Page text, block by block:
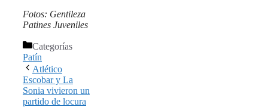
Fotos: Gentileza
Patines Juveniles
Categorías
Patín
Atlético
Escobar y La
Sonia vivieron un
partido de locura